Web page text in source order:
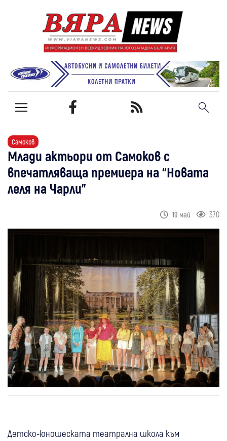
Самоков
Млади актьори от Самоков с
впечатляваща премиера на “Новата
леля на Чарли”
19 май 370
Детско-юношеската театрална школа към